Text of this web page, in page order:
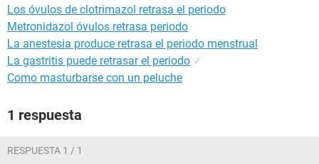
Los óvulos de clotrimazol retrasa el periodo
Metronidazol óvulos retrasa periodo
La anestesia produce retrasa el periodo menstrual
La gastritis puede retrasar el periodo ✓
Como masturbarse con un peluche
1 respuesta
RESPUESTA 1 / 1